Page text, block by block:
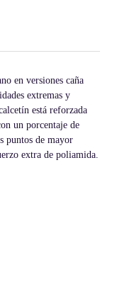
en versiones caña
extremas y
está reforzada
un porcentaje de
puntos de mayor
extra de poliamida.